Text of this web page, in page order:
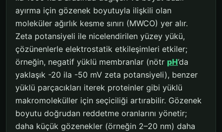
ayırma için gözenek boyutuyla ilişkili olan
moleküler ağırlık kesme sınırı (MWCO) yer alır.
Zeta potansiyeli ile nicelendirilen yüzey yükü,
çözünenlerle elektrostatik etkileşimleri etkiler;
örneğin, negatif yüklü membranlar (nötr pH’da
yaklaşık -20 ila -50 mV zeta potansiyeli), benzer
yüklü parçacıkları iterek proteinler gibi yüklü
makromoleküller için seçiciliği artırabilir. Gözenek
boyutu doğrudan reddetme oranlarını yönetir;
daha küçük gözenekler (örneğin 2–20 nm) daha